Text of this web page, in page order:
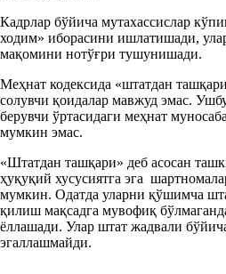
Кадрлар бўйича мутахассислар
ходим» иборасини ишлатишади,
мақомини нотўғри тушунишади.
Меҳнат кодексида «штатдан
солувчи қоидалар мавжуд эмас.
берувчи ўртасидаги меҳнат
мумкин эмас.
«Штатдан ташқари» деб асосан
ҳуқуқий хусусиятга эга
мумкин. Одатда уларни қўшимча
қилиш мақсадга мувофиқ
ёллашади. Улар штат жадвали
эгаллашмайди.